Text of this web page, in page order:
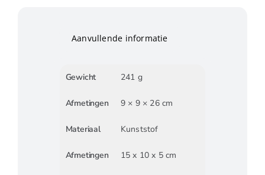
Aanvullende informatie
Gewicht 241 g
Afmetingen 9 × 9 × 26 cm
Materiaal Kunststof
Afmetingen 15 x 10 x 5 cm